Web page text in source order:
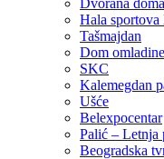
Dvorana
Hala
Tašmajdan
Dom omladine
SKC
Kalemegdan
Ušće
Belexpocentar
Palić – Letnja
Beogradska